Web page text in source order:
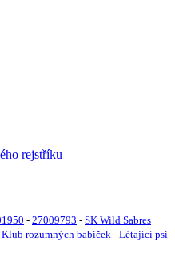
- 27009793 - SK Wild Sabres
Klub rozumných babiček - Létající psi